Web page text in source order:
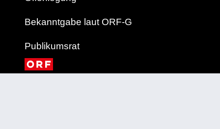
Bekanntgabe laut ORF-G
Publikumsrat